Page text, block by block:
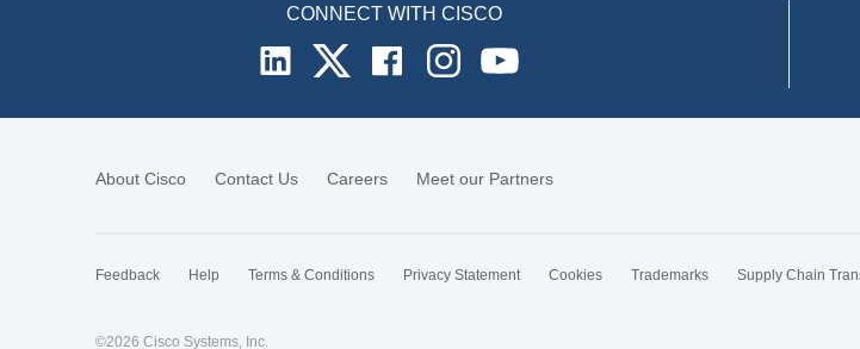
CONNECT WITH CISCO